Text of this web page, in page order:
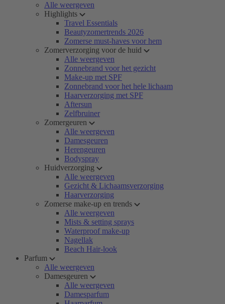
Alle weergeven
Highlights
Travel Essentials
Beautyzomertrends 2026
Zomerse must-haves voor hem
Zomerverzorging voor de huid
Alle weergeven
Zonnebrand voor het gezicht
Make-up met SPF
Zonnebrand voor het hele lichaam
Haarverzorging met SPF
Aftersun
Zelfbruiner
Zomergeuren
Alle weergeven
Damesgeuren
Herengeuren
Bodyspray
Huidverzorging
Alle weergeven
Gezicht & Lichaamsverzorging
Haarverzorging
Zomerse make-up en trends
Alle weergeven
Mists & setting sprays
Waterproof make-up
Nagellak
Beach Hair-look
Parfum
Alle weergeven
Damesgeuren
Alle weergeven
Damesparfum